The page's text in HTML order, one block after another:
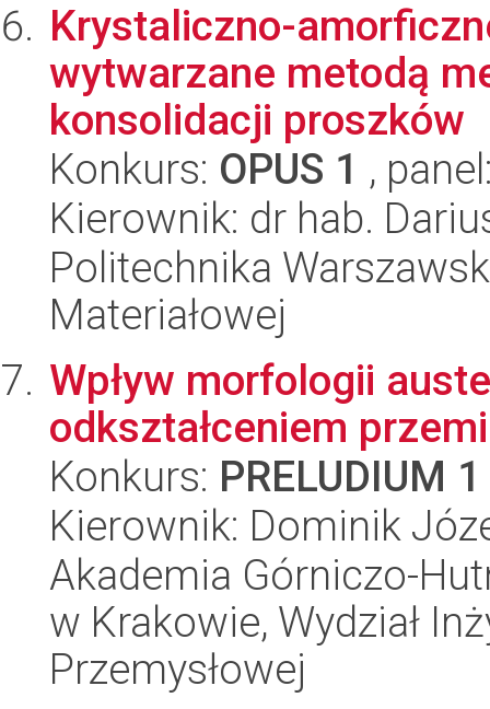
Krystaliczno-
wytwarzane metodą
konsolidacji proszków
Konkurs: OPUS 1 ,
Kierownik: dr hab.
Politechnika
Materiałowej
Wpływ morfologii
odkształceniem
Konkurs: PRELUDIUM 1
Kierownik: Dominik
Akademia Górniczo-
w Krakowie, Wydział
Przemysłowej